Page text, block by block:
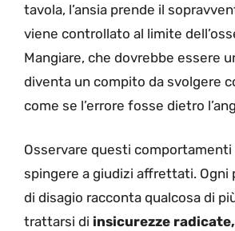
tavola, l’ansia prende il
viene controllato al limite
Mangiare, che dovrebbe essere
diventa un compito da svolgere
come se l’errore fosse dietro
Osservare questi comportamenti
spingere a giudizi affrettati. Ogni
di disagio racconta qualcosa di
trattarsi di insicurezze